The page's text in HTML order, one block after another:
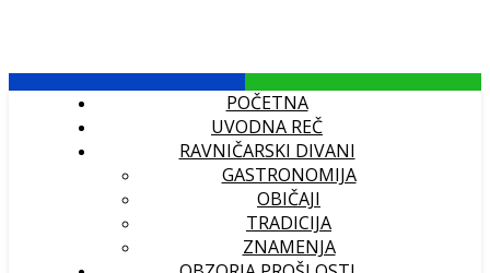
POČETNA
UVODNA REČ
RAVNIČARSKI DIVANI
GASTRONOMIJA
OBIČAJI
TRADICIJA
ZNAMENJA